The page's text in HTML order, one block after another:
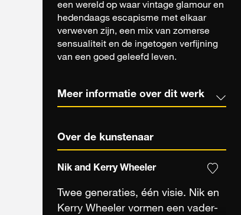
een wereld op waar vintage glamour en
hedendaags escapisme met elkaar
verweven zijn, een mix van zomerse
sensualiteit en de ingetogen verfijning
van een goed geleefd leven.
Meer informatie over dit werk
Over de kunstenaar
Nik and Kerry Wheeler
Twee generaties, één visie. Nik en
Kerry Wheeler vormen een vader-